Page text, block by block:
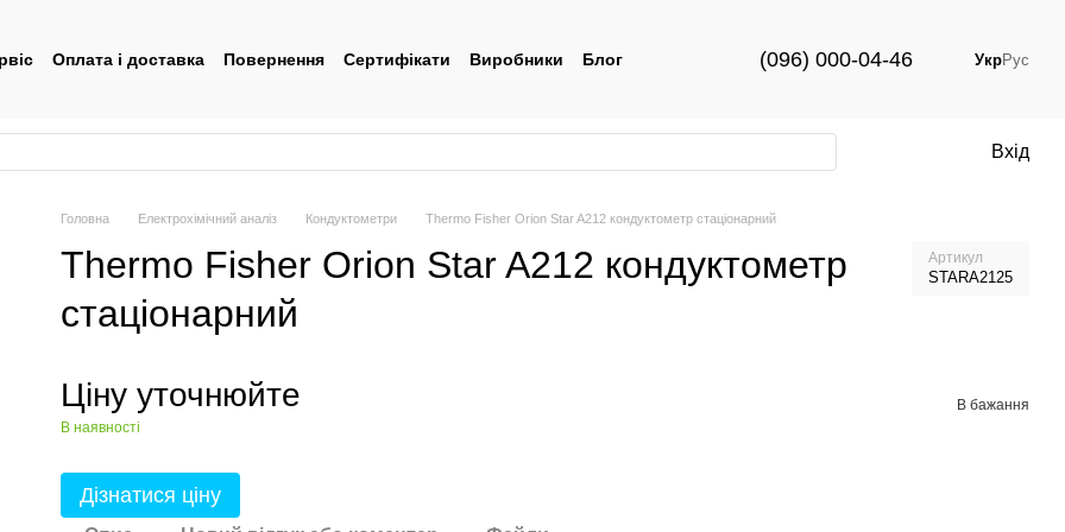
Оплата і доставка Повернення Сертифікати Виробники
Блог
(096) 000-04-46 УкрРус
Вхід
Головна Електрохімічний аналіз Кондуктометри Thermo Fisher Orion Star A212 кондуктометр стаціонарний
Thermo Fisher Orion Star A212 кондуктометр
стаціонарний
Артикул
STARA2125
Ціну уточнюйте
В наявності
В бажання
Дізнатися ціну